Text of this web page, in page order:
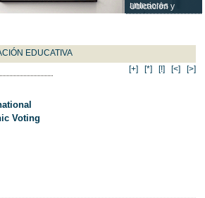
anteriores
Ubicación y
EDUCATIVA
[+]
[*] [!] [<] [>]
Voting